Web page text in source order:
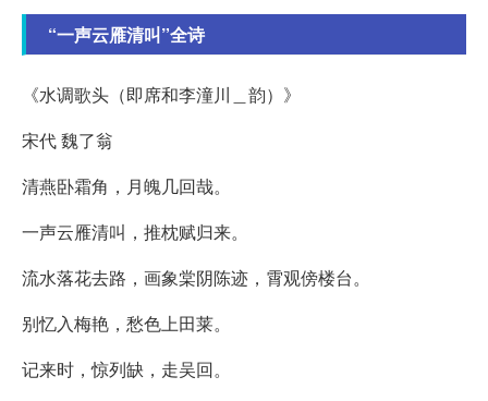
“一声云雁清叫”全诗
《水调歌头（即席和李潼川＿韵）》
宋代 魏了翁
清燕卧霜角，月魄几回哉。
一声云雁清叫，推枕赋归来。
流水落花去路，画象棠阴陈迹，霄观傍楼台。
别忆入梅艳，愁色上田莱。
记来时，惊列缺，走吴回。